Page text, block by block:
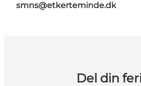
smns@etkerteminde.dk
Del din